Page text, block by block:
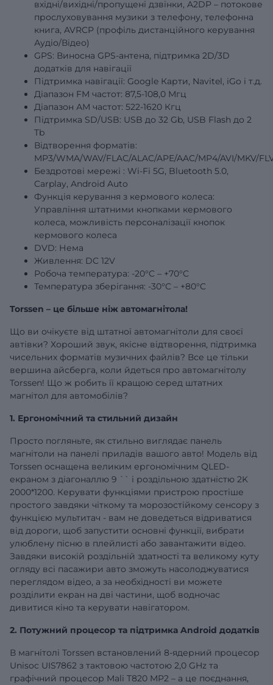
вхідні/вихідні/пропущені дзвінки, A2DP – потокове
прослуховування музики з телефону, телефонна
книга, AVRCP (профіль дистанційного керування
Аудіо/Відео)
GPS: Виносна GPS-антена, підтримка 2D/3D
додатків для навігації
Підтримка навігації: Google Карти, Navitel, iGo і т.д.
Діапазон FM частот: 87,5-108,0 Мгц
Діапазон АМ частот: 522-1620 Кгц
Підтримка SD/USB: USB до 32 Gb, USB Flash до 2
Tb
Відтворення форматів:
MP3/WMA/WAV/FLAC/ALAC/APE/AAC/MP4/AVI/MKV/
Бездротові мережі : Wi-Fi 5G, Bluetooth 5.0,
Carplay, Android Auto
Функція керування з кермового колеса:
Управління штатними кнопками кермового
колеса, можливість персоналізації кнопок
кермового колеса
DVD: Нема
Живлення: DC 12V
Робоча температура: -20°C – +70°C
Температура зберігання: -30°C – +80°C
Torssen – це більше ніж автомагнітола!
Що ви очікуєте від штатної автомагнітоли для своєї
автівки? Хороший звук, якісне відтворення, підтримка
чисельних форматів музичних файлів? Все це тільки
вершина айсберга, коли йдеться про автомагнітолу
Torssen! Що ж робить її кращою серед штатних
магнітол для автомобілів?
1. Ергономічний та стильний дизайн
Просто погляньте, як стильно виглядає панель
магнітоли на панелі приладів вашого авто! Модель від
Torssen оснащена великим ергономічним QLED-
екраном з діагоналлю 9 `` і роздільною здатністю 2K
2000*1200. Керувати функціями пристрою простіше
простого завдяки чіткому та морозостійкому сенсору з
функцією мультитач - вам не доведеться відриватися
від дороги, щоб запустити основні функції, вибрати
улюблену пісню в плейлисті або завантажити відео.
Завдяки високій роздільній здатності та великому куту
огляду всі пасажири авто зможуть насолоджуватися
переглядом відео, а за необхідності ви можете
розділити екран на дві частини, щоб водночас
дивитися кіно та керувати навігатором.
2. Потужний процесор та підтримка Android додатків
В магнітолі Torssen встановлений 8-ядерний процесор
Unisoc UIS7862 з тактовою частотою 2,0 GHz та
графічний процесор Mali T820 MP2 – а це поєднання,